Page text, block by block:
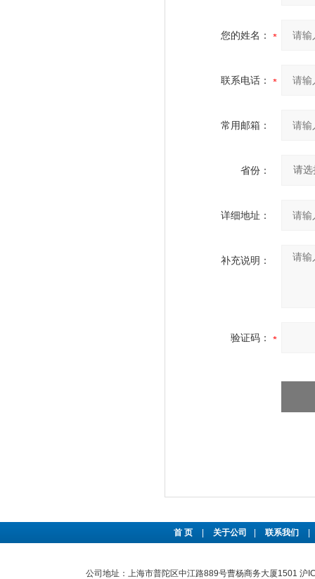
您的姓名：
联系电话：
常用邮箱：
省份：
详细地址：
补充说明：
验证码：
首 页 关于公司 联系我们
公司地址：上海市普陀区中江路889号曹杨商务大厦1501 沪